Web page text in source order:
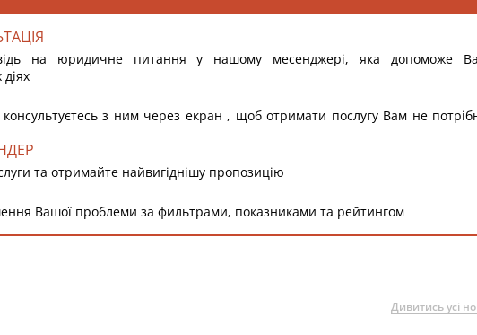
на юридичне питання у нашому месенджері, яка допоможе
з ним через екран , щоб отримати послугу Вам не
та отримайте найвигіднішу пропозицію
Вашої проблеми за фильтрами, показниками та рейтингом
Дивитись усі